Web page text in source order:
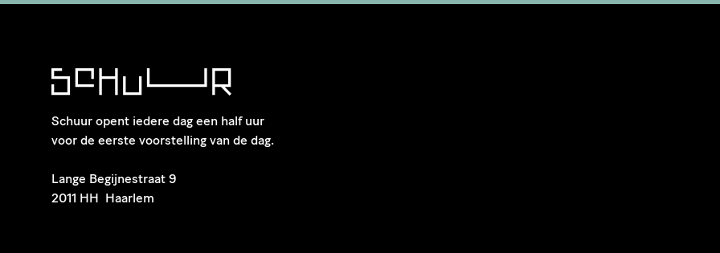
Schuur opent iedere dag een half uur
voor de eerste voorstelling van de dag.
​Lange Begijnestraat 9
2011 HH Haarlem